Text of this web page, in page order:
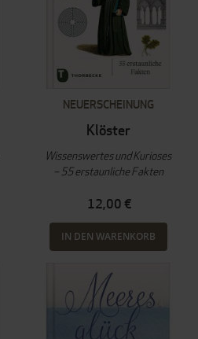
NEUERSCHEINUNG
Klöster
Wissenswertes und Kurioses
– 55 erstaunliche Fakten
12,00 €
IN DEN WARENKORB